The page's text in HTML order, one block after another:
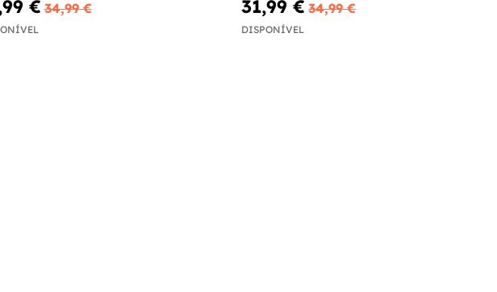
€ 34,99 € 31,99 € 34,99 €
DISPONÍVEL